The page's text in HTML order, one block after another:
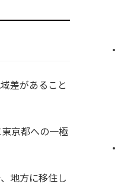
差があること
京都への一極
地方に移住し